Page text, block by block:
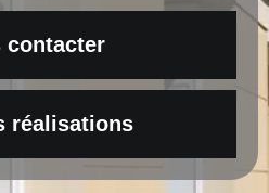
contacter
réalisations